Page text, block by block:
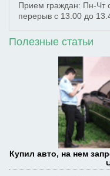
Прием граждан: Пн-Чт
перерыв с 13.00 до
Полезные статьи
Купил авто, на нем